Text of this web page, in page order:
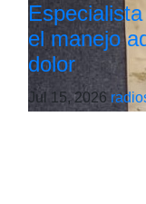
el manejo
dolor
Jul 15, 2026